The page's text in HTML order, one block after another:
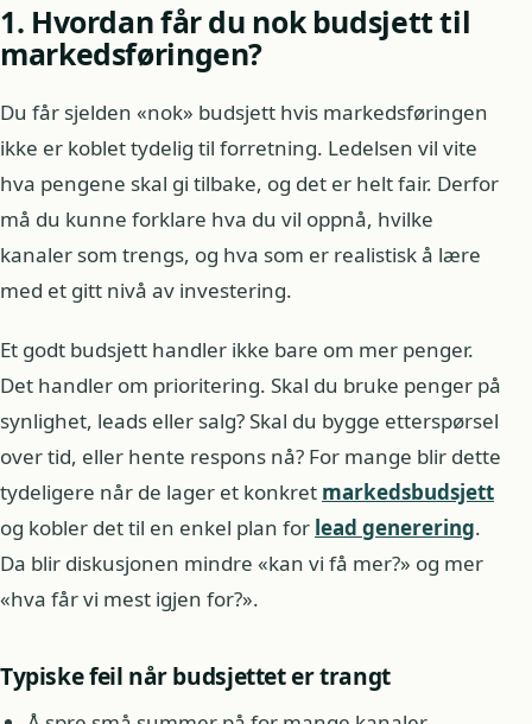
1. Hvordan får du nok budsjett til
markedsføringen?
Du får sjelden «nok» budsjett hvis markedsføringen
ikke er koblet tydelig til forretning. Ledelsen vil vite
hva pengene skal gi tilbake, og det er helt fair. Derfor
må du kunne forklare hva du vil oppnå, hvilke
kanaler som trengs, og hva som er realistisk å lære
med et gitt nivå av investering.
Et godt budsjett handler ikke bare om mer penger.
Det handler om prioritering. Skal du bruke penger på
synlighet, leads eller salg? Skal du bygge etterspørsel
over tid, eller hente respons nå? For mange blir dette
tydeligere når de lager et konkret markedsbudsjett
og kobler det til en enkel plan for lead generering.
Da blir diskusjonen mindre «kan vi få mer?» og mer
«hva får vi mest igjen for?».
Typiske feil når budsjettet er trangt